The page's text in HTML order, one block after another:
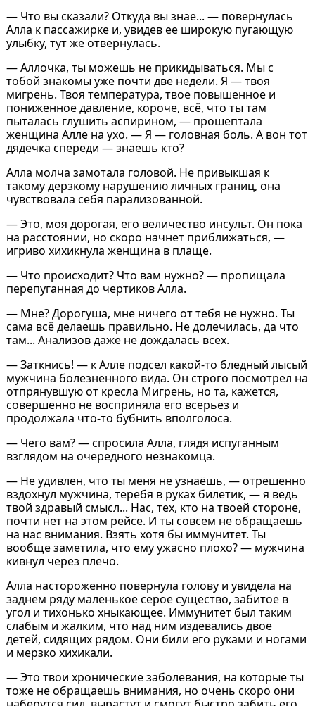
— Что вы сказали? Откуда вы знае... — повернулась
Алла к пассажирке и, увидев ее широкую пугающую
улыбку, тут же отвернулась.
— Аллочка, ты можешь не прикидываться. Мы с
тобой знакомы уже почти две недели. Я — твоя
мигрень. Твоя температура, твое повышенное и
пониженное давление, короче, всё, что ты там
пыталась глушить аспирином, — прошептала
женщина Алле на ухо. — Я — головная боль. А вон тот
дядечка спереди ― знаешь кто?
Алла молча замотала головой. Не привыкшая к
такому дерзкому нарушению личных границ, она
чувствовала себя парализованной.
— Это, моя дорогая, его величество инсульт. Он пока
на расстоянии, но скоро начнет приближаться, —
игриво хихикнула женщина в плаще.
— Что происходит? Что вам нужно? — пропищала
перепуганная до чертиков Алла.
— Мне? Дорогуша, мне ничего от тебя не нужно. Ты
сама всё делаешь правильно. Не долечилась, да что
там... Анализов даже не дождалась всех.
— Заткнись! — к Алле подсел какой-то бледный лысый
мужчина болезненного вида. Он строго посмотрел на
отпрянувшую от кресла Мигрень, но та, кажется,
совершенно не восприняла его всерьез и
продолжала что-то бубнить вполголоса.
— Чего вам? — спросила Алла, глядя испуганным
взглядом на очередного незнакомца.
— Не удивлен, что ты меня не узнаёшь, — отрешенно
вздохнул мужчина, теребя в руках билетик, — я ведь
твой здравый смысл... Нас, тех, кто на твоей стороне,
почти нет на этом рейсе. И ты совсем не обращаешь
на нас внимания. Взять хотя бы иммунитет. Ты
вообще заметила, что ему ужасно плохо? — мужчина
кивнул через плечо.
Алла настороженно повернула голову и увидела на
заднем ряду маленькое серое существо, забитое в
угол и тихонько хныкающее. Иммунитет был таким
слабым и жалким, что над ним издевались двое
детей, сидящих рядом. Они били его руками и ногами
и мерзко хихикали.
— Это твои хронические заболевания, на которые ты
тоже не обращаешь внимания, но очень скоро они